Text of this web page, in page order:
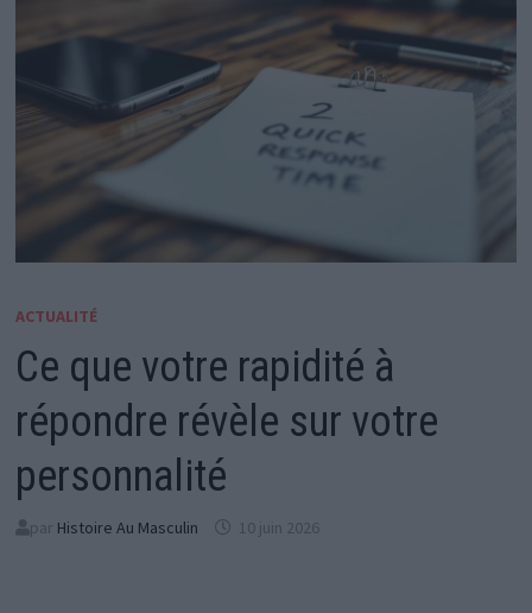
ACTUALITÉ
Ce que votre rapidité à
répondre révèle sur votre
personnalité
par Histoire Au Masculin 10 juin 2026